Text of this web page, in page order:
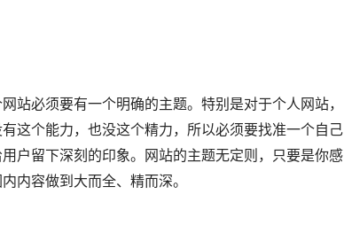
必须要有一个明确的主题。特别是对于个人网站，
这个能力，也没这个精力，所以必须要找准一个自己
户留下深刻的印象。网站的主题无定则，只要是你感
内容做到大而全、精而深。